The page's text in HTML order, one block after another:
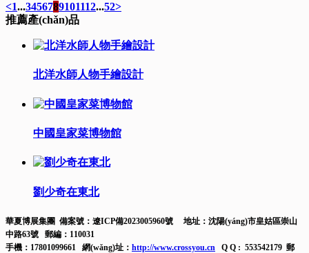
<1...3456789101112...52>
推薦產(chǎn)品
北洋水師人物手繪設計
中國皇家菜博物館
劉少奇在東北
華夏博展集團 備案號： 遼ICP備2023005960號
地址：沈陽(yáng)市皇姑區崇山
中路63號 郵編：110031
手機：17801099661 網(wǎng)址： http://www.crossyou.cn Q Q : 553542179 郵